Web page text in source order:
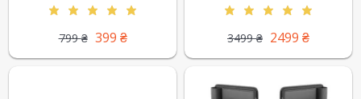
799₴ 399 ₴ 3499₴ 2499 ₴